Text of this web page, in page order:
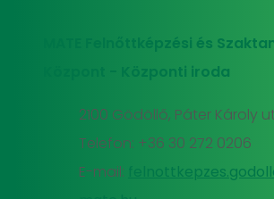
MATE Felnőttképzési és
Központ - Központi iroda
2100 Gödöllő, Páter Károly
Telefon: +36 30 272 0206
E-mail: